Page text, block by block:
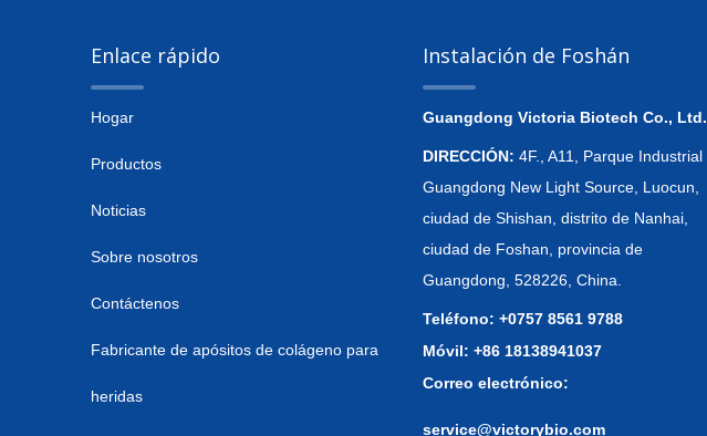
Enlace rápido
Hogar
Productos
Noticias
Sobre nosotros
Contáctenos
Fabricante de apósitos de colágeno para
heridas
Instalación de Foshán
Guangdong Victoria Biotech Co., Ltd.
DIRECCIÓN: 4F., A11, Parque Industrial
Guangdong New Light Source, Luocun,
ciudad de Shishan, distrito de Nanhai,
ciudad de Foshan, provincia de
Guangdong, 528226, China.
Teléfono: +0757 8561 9788
Móvil: +86 18138941037
Correo electrónico:
service@victorybio.com